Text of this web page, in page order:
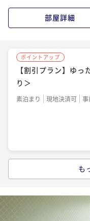
部屋詳細
ポイントアップ
【割引プラン】ゆ
り＞
素泊まり 現地決済可 事
シンプルステイ＜素
素泊まり 現地決済可 事
も